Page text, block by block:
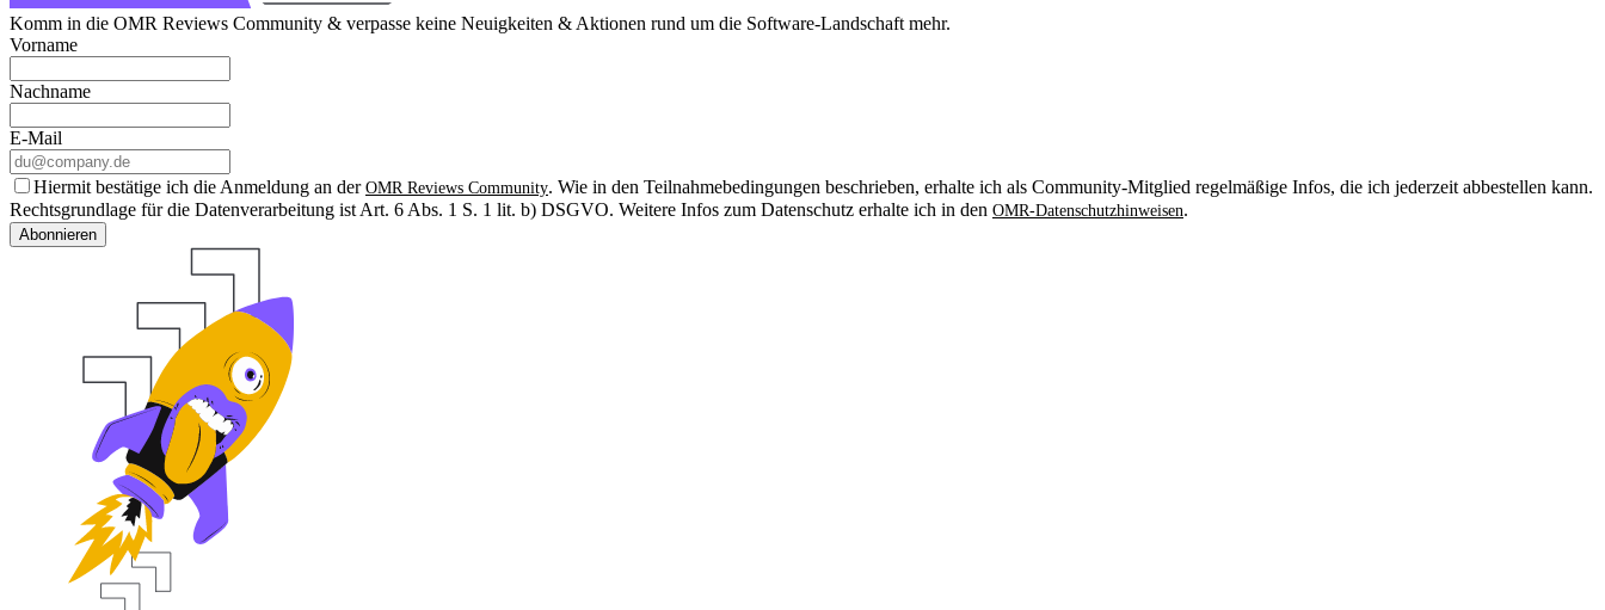
Komm in die OMR Reviews Community & verpasse keine Neuigkeiten & Aktionen rund um die Software-Landschaft mehr.
Vorname
Nachname
E-Mail
Hiermit bestätige ich die Anmeldung an der OMR Reviews Community. Wie in den Teilnahmebedingungen beschrieben, erhalte ich als Community-Mitglied regelmäßige Infos, die ich jederzeit abbestellen kann.
Rechtsgrundlage für die Datenverarbeitung ist Art. 6 Abs. 1 S. 1 lit. b) DSGVO. Weitere Infos zum Datenschutz erhalte ich in den OMR-Datenschutzhinweisen.
Abonnieren